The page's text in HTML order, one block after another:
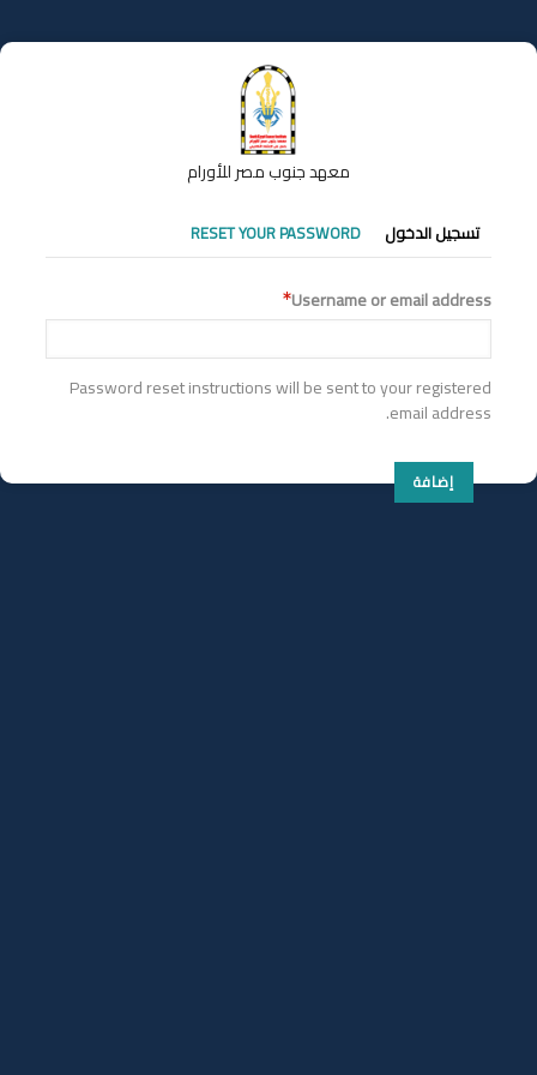
إلى
المحتوى
معهد جنوب مصر للأورام
التبويبات
الأساسية
تسجيل الدخول RESET YOUR PASSWORD
Username or email address
Password reset instructions will be sent to your registered
email address.